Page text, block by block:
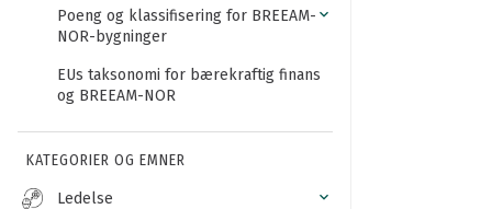
Poeng og klassifisering for BREEAM-
NOR-bygninger
EUs taksonomi for bærekraftig finans
og BREEAM-NOR
KATEGORIER OG EMNER
Ledelse